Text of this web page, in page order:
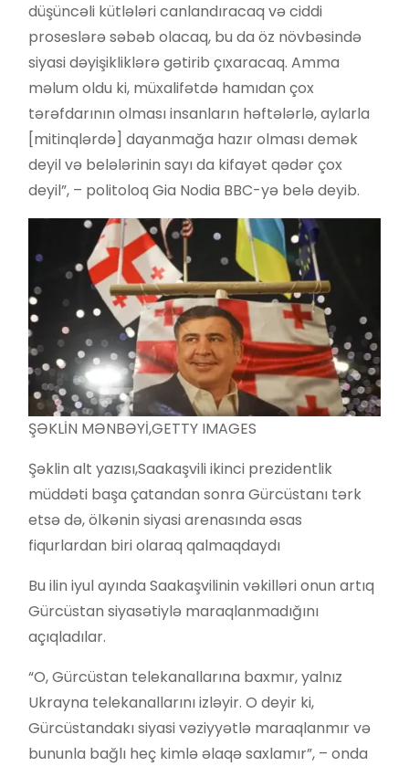
düşüncəli kütlələri canlandıracaq və ciddi
proseslərə səbəb olacaq, bu da öz növbəsində
siyasi dəyişikliklərə gətirib çıxaracaq. Amma
məlum oldu ki, müxalifətdə hamıdan çox
tərəfdarının olması insanların həftələrlə, aylarla
[mitinqlərdə] dayanmağa hazır olması demək
deyil və belələrinin sayı da kifayət qədər çox
deyil”, – politoloq Gia Nodia BBC-yə belə deyib.
ŞƏKLİN MƏNBƏYİ,GETTY IMAGES
Şəklin alt yazısı,Saakaşvili ikinci prezidentlik
müddəti başa çatandan sonra Gürcüstanı tərk
etsə də, ölkənin siyasi arenasında əsas
fiqurlardan biri olaraq qalmaqdaydı
Bu ilin iyul ayında Saakaşvilinin vəkilləri onun artıq
Gürcüstan siyasətiylə maraqlanmadığını
açıqladılar.
“O, Gürcüstan telekanallarına baxmır, yalnız
Ukrayna telekanallarını izləyir. O deyir ki,
Gürcüstandakı siyasi vəziyyətlə maraqlanmır və
bununla bağlı heç kimlə əlaqə saxlamır”, – onda